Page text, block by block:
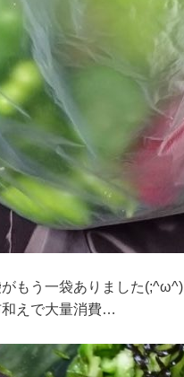
もう一袋ありました(;^ω^)
和えで大量消費…